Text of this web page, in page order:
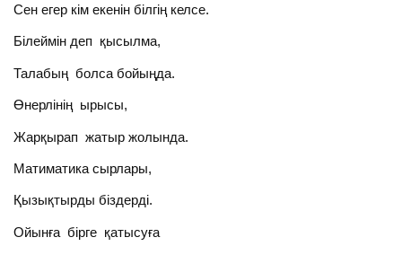
Сен егер кім екенін білгің келсе.
Білеймін деп қысылма,
Талабың болса бойыңда.
Өнерлінің ырысы,
Жарқырап жатыр жолында.
Матиматика сырлары,
Қызықтырды біздерді.
Ойынға бірге қатысуға